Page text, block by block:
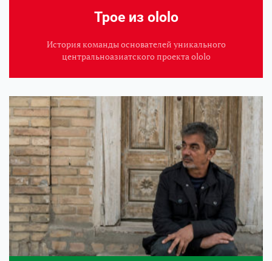
Трое из ololo
История команды основателей уникального
центральноазиатского проекта ololo